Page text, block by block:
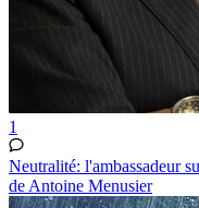
1
Neutralité: l'ambassadeur
de Antoine Menusier